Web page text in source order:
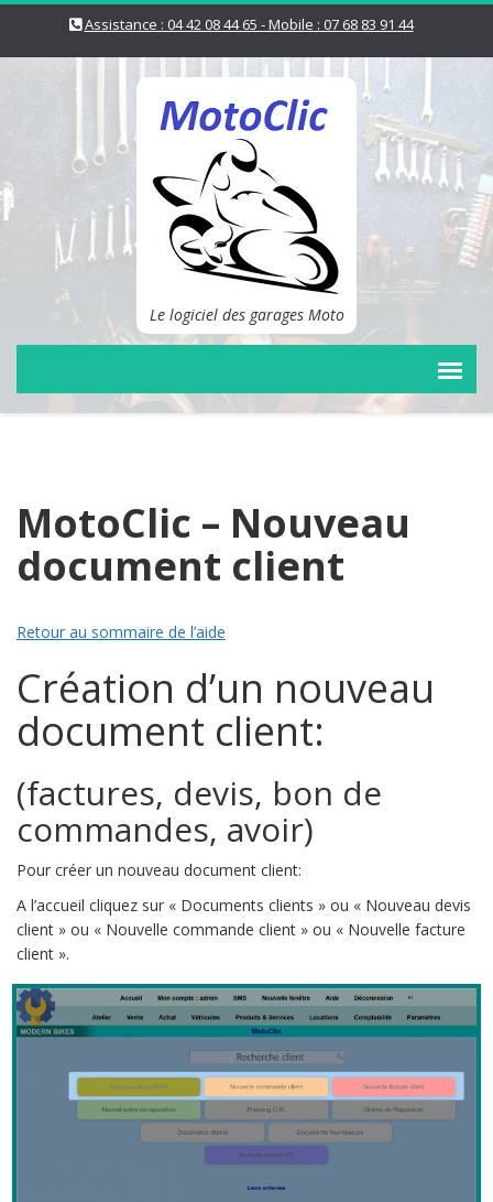
Assistance : 04 42 08 44 65 - Mobile : 07 68 83 91 44
Le logiciel des garages Moto
MotoClic – Nouveau
document client
Retour au sommaire de l’aide
Création d’un nouveau
document client:
(factures, devis, bon de
commandes, avoir)
Pour créer un nouveau document client:
A l’accueil cliquez sur « Documents clients » ou « Nouveau devis
client » ou « Nouvelle commande client » ou « Nouvelle facture
client ».